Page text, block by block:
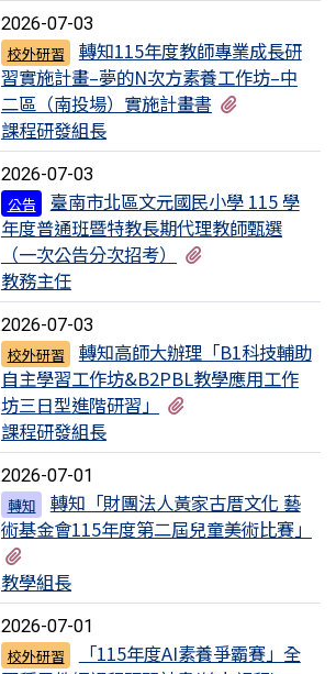
2026-07-03
校外研習
轉知115年度教師專業成長研
習實施計畫–夢的N次方素養工作坊–中
二區（南投場）實施計畫書
課程研發組長
2026-07-03
公告
臺南市北區文元國民小學 115 學
年度普通班暨特教長期代理教師甄選
（一次公告分次招考）
教務主任
2026-07-03
校外研習
轉知高師大辦理「B1科技輔助
自主學習工作坊&B2PBL教學應用工作
坊三日型進階研習」
課程研發組長
2026-07-01
轉知
轉知「財團法人黃家古厝文化 藝
術基金會115年度第二屆兒童美術比賽」
教學組長
2026-07-01
校外研習
「115年度AI素養爭霸賽」全